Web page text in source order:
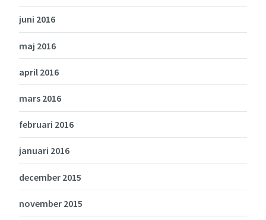
juni 2016
maj 2016
april 2016
mars 2016
februari 2016
januari 2016
december 2015
november 2015